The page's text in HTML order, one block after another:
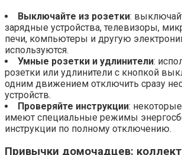
Выключайте из розетки:
зарядные устройства, телевизоры,
печи, компьютеры и другую
используются.
Умные розетки и удлинители:
розетки или удлинители с кнопкой
одним движением отключить сразу
устройств.
Проверяйте инструкции:
имеют специальные режимы
инструкции по полному отключению.
Привычки домочадцев: